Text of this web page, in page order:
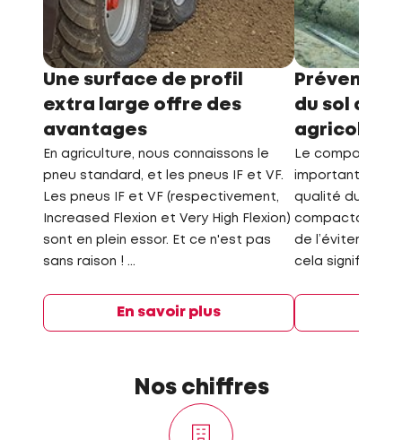
Une surface de profil
extra large offre des
avantages
En agriculture, nous connaissons le
pneu standard, et les pneus IF et VF.
Les pneus IF et VF (respectivement,
Increased Flexion et Very High Flexion)
sont en plein essor. Et ce n'est pas
sans raison ! ...
En savoir plus
Prévenir
du sol
agricoles
Le
importante en
qualité du sol
compactage
de l’éviter
cela signifie ...
Nos chiffres